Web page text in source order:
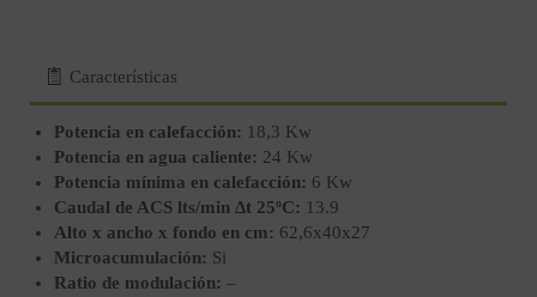
Características
Potencia en calefacción: 18,3 Kw
Potencia en agua caliente: 24 Kw
Potencia mínima en calefacción: 6 Kw
Caudal de ACS lts/min Δt 25ºC: 13.9
Alto x ancho x fondo en cm: 62,6x40x27
Microacumulación: Si
Ratio de modulación: –